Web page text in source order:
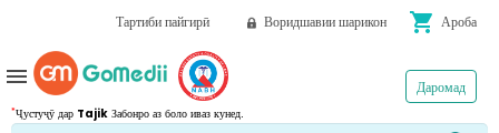
Тартиби пайгирӣ Воридшавии шарикон shopping_cart Ароба
*Ҷустуҷӯ дар Tajik Забонро аз боло иваз кунед.
Даромад
menu